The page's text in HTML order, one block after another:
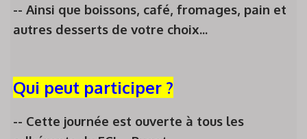
--Ainsi que boissons, café, fromages, pain et
autres desserts de votre choix...
Qui peut participer ?
-- Cette journée est ouverte à tous les